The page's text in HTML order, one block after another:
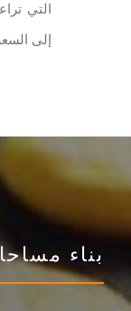
التي
إلى
بناء